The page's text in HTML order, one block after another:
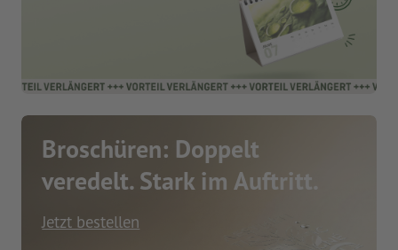
Broschüren: Doppelt
veredelt. Stark im Auftritt.
Jetzt bestellen